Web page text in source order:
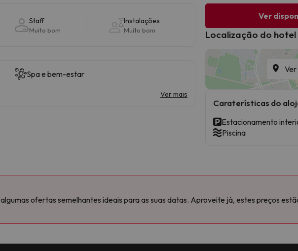
Staff
Muito bom
Instalações
Muito bom
Spa e bem-estar
Ver mais
Ver
Localização do hotel
Caraterísticas do
Estacionamento
Piscina
ofertas semelhantes ideais para as suas datas. Aproveite já, estes preços